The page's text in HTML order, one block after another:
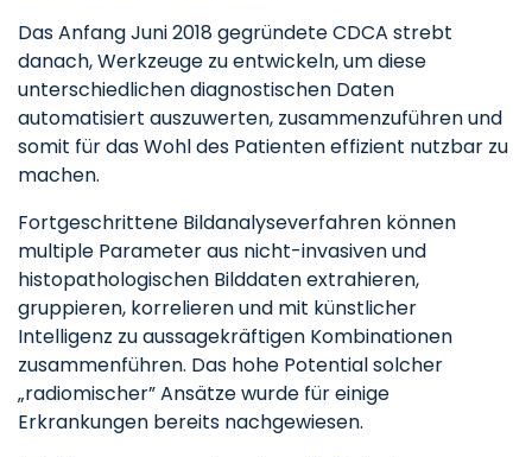
Das Anfang Juni 2018 gegründete CDCA strebt
danach, Werkzeuge zu entwickeln, um diese
unterschiedlichen diagnostischen Daten
automatisiert auszuwerten, zusammenzuführen und
somit für das Wohl des Patienten effizient nutzbar zu
machen.
Fortgeschrittene Bildanalyseverfahren können
multiple Parameter aus nicht-invasiven und
histopathologischen Bilddaten extrahieren,
gruppieren, korrelieren und mit künstlicher
Intelligenz zu aussagekräftigen Kombinationen
zusammenführen. Das hohe Potential solcher
„radiomischer” Ansätze wurde für einige
Erkrankungen bereits nachgewiesen.